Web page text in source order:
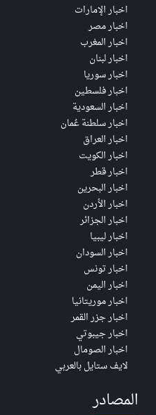
اخبار الإمارات
اخبار مصر
اخبار المغرب
اخبار لبنان
اخبار سوريا
اخبار فلسطين
اخبار السعودية
اخبار سلطنة عُمان
اخبار العراق
اخبار الكويت
اخبار قطر
اخبار البحرين
اخبار الأردن
اخبار الجزائر
اخبار ليبيا
اخبار السودان
اخبار تونس
اخبار اليمن
اخبار موريتانيا
اخبار جزر القمر
اخبار جيبوتي
اخبار الصومال
لايف ستايل بالعربي
المصادر